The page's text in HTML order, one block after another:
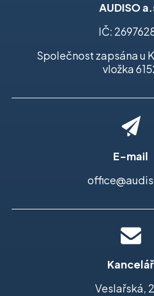
AUDISO
IČ:
Společnost zapsána u
vložka
E-mail
Kancelář
Veslařská,